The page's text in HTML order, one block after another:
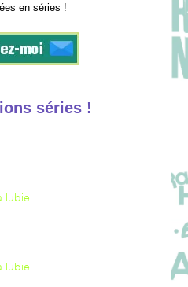
en séries !
séries !
lubie
lubie